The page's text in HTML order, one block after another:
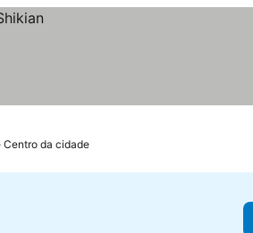
Centro da cidade